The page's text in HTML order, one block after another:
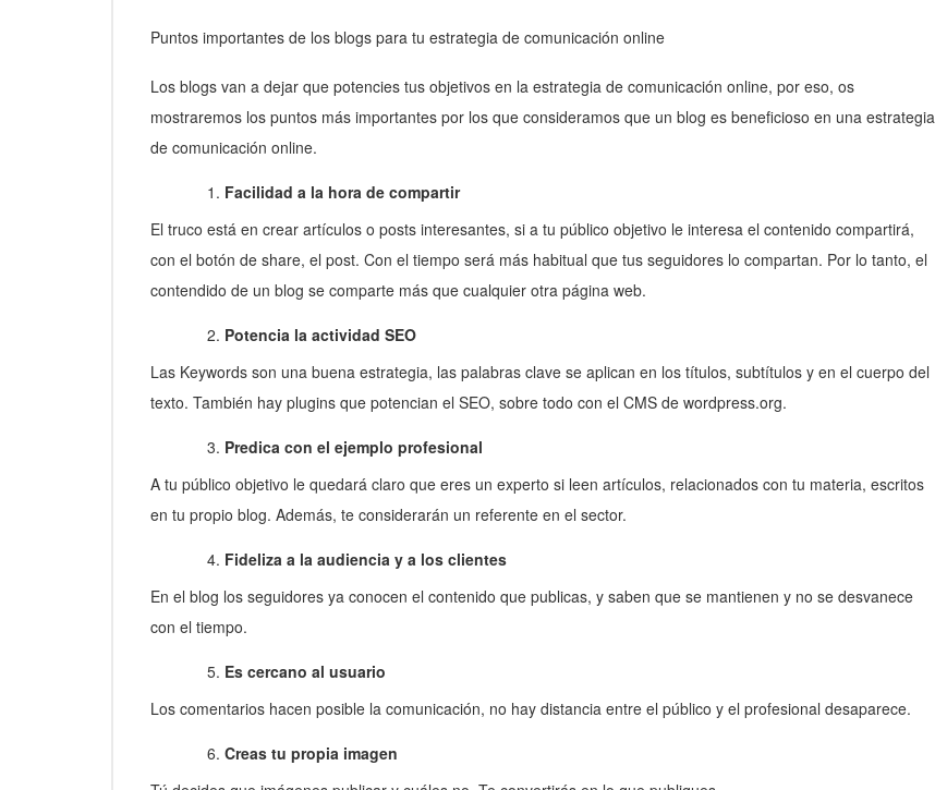
Puntos importantes de los blogs para tu estrategia de comunicación online
Los blogs van a dejar que potencies tus objetivos en la estrategia de comunicación online, por eso, os
mostraremos los puntos más importantes por los que consideramos que un blog es beneficioso en una estrategia
de comunicación online.
Facilidad a la hora de compartir
El truco está en crear artículos o posts interesantes, si a tu público objetivo le interesa el contenido compartirá,
con el botón de share, el post. Con el tiempo será más habitual que tus seguidores lo compartan. Por lo tanto, el
contendido de un blog se comparte más que cualquier otra página web.
Potencia la actividad SEO
Las Keywords son una buena estrategia, las palabras clave se aplican en los títulos, subtítulos y en el cuerpo del
texto. También hay plugins que potencian el SEO, sobre todo con el CMS de wordpress.org.
Predica con el ejemplo profesional
A tu público objetivo le quedará claro que eres un experto si leen artículos, relacionados con tu materia, escritos
en tu propio blog. Además, te considerarán un referente en el sector.
Fideliza a la audiencia y a los clientes
En el blog los seguidores ya conocen el contenido que publicas, y saben que se mantienen y no se desvanece
con el tiempo.
Es cercano al usuario
Los comentarios hacen posible la comunicación, no hay distancia entre el público y el profesional desaparece.
Creas tu propia imagen